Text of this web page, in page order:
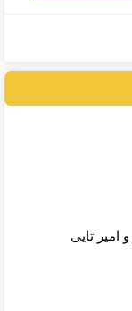
امیر تایی